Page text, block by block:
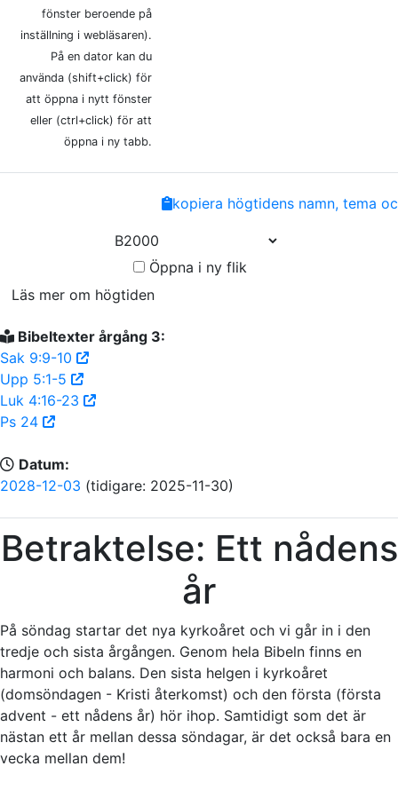
fönster beroende på
inställning i webläsaren).
På en dator kan du
använda (shift+click) för
att öppna i nytt fönster
eller (ctrl+click) för att
öppna i ny tabb.
EmailCopy
kopiera högtidens namn, tema
Öppna i ny flik
Läs mer om högtiden
Bibeltexter årgång 3:
Sak 9:9-10
Upp 5:1-5
Luk 4:16-23
Ps 24
Datum:
2028-12-03 (tidigare: 2025-11-30)
Betraktelse: Ett nådens
år
På söndag startar det nya kyrkoåret och vi går in i den
tredje och sista årgången. Genom hela Bibeln finns en
harmoni och balans. Den sista helgen i kyrkoåret
(domsöndagen - Kristi återkomst) och den första (första
advent - ett nådens år) hör ihop. Samtidigt som det är
nästan ett år mellan dessa söndagar, är det också bara en
vecka mellan dem!